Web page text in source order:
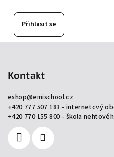
Přihlásit se
Kontakt
eshop@emischool.cz
+420 777 507 183 - internetový
+420 770 155 800 - škola